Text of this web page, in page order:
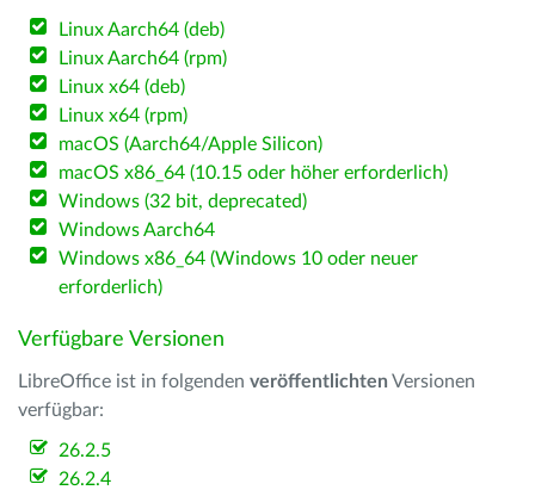
Linux Aarch64 (deb)
Linux Aarch64 (rpm)
Linux x64 (deb)
Linux x64 (rpm)
macOS (Aarch64/Apple Silicon)
macOS x86_64 (10.15 oder höher erforderlich)
Windows (32 bit, deprecated)
Windows Aarch64
Windows x86_64 (Windows 10 oder neuer
erforderlich)
Verfügbare Versionen
LibreOffice ist in folgenden veröffentlichten Versionen
verfügbar:
26.2.5
26.2.4